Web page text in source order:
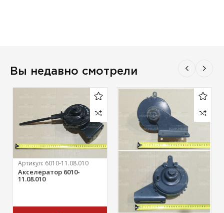
Вы недавно смотрели
Артикул: 6010-11.08.010
Акселератор 6010-
11.08.010